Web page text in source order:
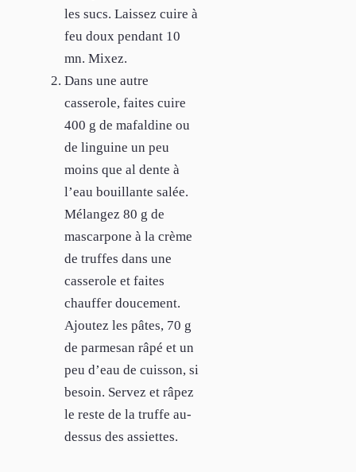
les sucs. Laissez cuire à
feu doux pendant 10
mn. Mixez.
Dans une autre
casserole, faites cuire
400 g de mafaldine ou
de linguine un peu
moins que al dente à
l’eau bouillante salée.
Mélangez 80 g de
mascarpone à la crème
de truffes dans une
casserole et faites
chauffer doucement.
Ajoutez les pâtes, 70 g
de parmesan râpé et un
peu d’eau de cuisson, si
besoin. Servez et râpez
le reste de la truffe au-
dessus des assiettes.